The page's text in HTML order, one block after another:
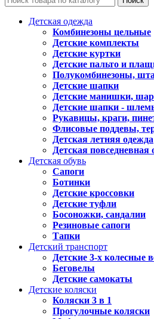
Детская одежда
Комбинезоны цельные
Детские комплекты
Детские куртки
Детские пальто и
Полукомбинезоны,
Детские шапки
Детские манишки,
Детские шапки -
Рукавицы, краги,
Флисовые поддевы,
Детская летняя одежда
Детская повседневная
Детская обувь
Сапоги
Ботинки
Детские кроссовки
Детские туфли
Босоножки, сандалии
Резиновые сапоги
Тапки
Детский транспорт
Детские 3-х колесные
Беговелы
Детские самокаты
Детские коляски
Коляски 3 в 1
Прогулочные коляски